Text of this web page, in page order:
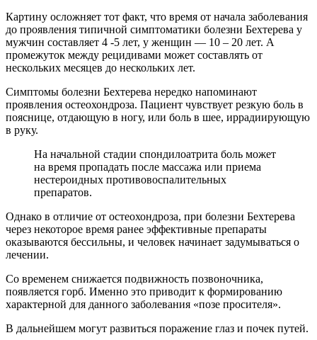
Картину осложняет тот факт, что время от начала заболевания
до проявления типичной симптоматики болезни Бехтерева у
мужчин составляет 4 -5 лет, у женщин — 10 – 20 лет. А
промежуток между рецидивами может составлять от
нескольких месяцев до нескольких лет.
Симптомы болезни Бехтерева нередко напоминают
проявления остеохондроза. Пациент чувствует резкую боль в
пояснице, отдающую в ногу, или боль в шее, иррадиирующую
в руку.
На начальной стадии спондилоатрита боль может
на время пропадать после массажа или приема
нестероидных противовоспалительных
препаратов.
Однако в отличие от остеохондроза, при болезни Бехтерева
через некоторое время ранее эффективные препараты
оказываются бессильны, и человек начинает задумываться о
лечении.
Со временем снижается подвижность позвоночника,
появляется горб. Именно это приводит к формированию
характерной для данного заболевания «позе просителя».
В дальнейшем могут развиться поражение глаз и почек путей.